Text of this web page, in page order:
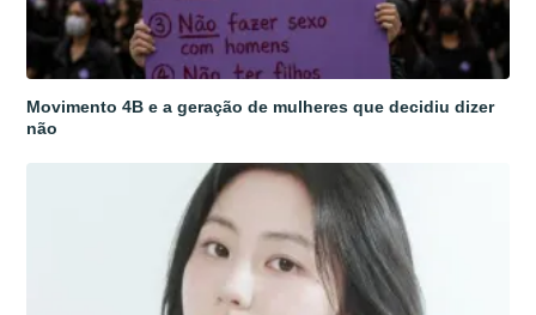
Movimento 4B e a geração de mulheres que decidiu dizer
não